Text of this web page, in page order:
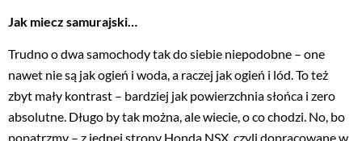
Jak miecz samurajski…
Trudno o dwa samochody tak do siebie niepodobne – one
nawet nie są jak ogień i woda, a raczej jak ogień i lód. To też
zbyt mały kontrast – bardziej jak powierzchnia słońca i zero
absolutne. Długo by tak można, ale wiecie, o co chodzi. No, bo
popatrzmy – z jednej strony Honda NSX, czyli dopracowane w